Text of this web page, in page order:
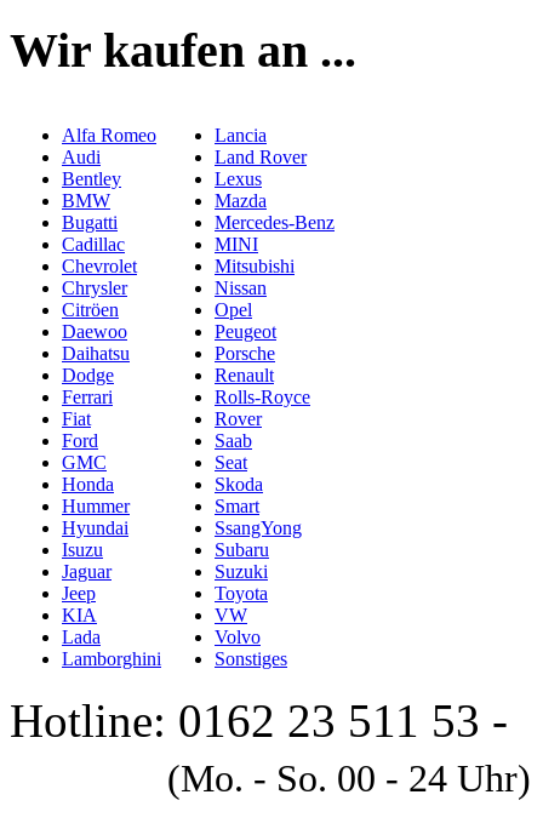
Wir kaufen an ...
Alfa Romeo
Audi
Bentley
BMW
Bugatti
Cadillac
Chevrolet
Chrysler
Citröen
Daewoo
Daihatsu
Dodge
Ferrari
Fiat
Ford
GMC
Honda
Hummer
Hyundai
Isuzu
Jaguar
Jeep
KIA
Lada
Lamborghini
Lancia
Land Rover
Lexus
Mazda
Mercedes-Benz
MINI
Mitsubishi
Nissan
Opel
Peugeot
Porsche
Renault
Rolls-Royce
Rover
Saab
Seat
Skoda
Smart
SsangYong
Subaru
Suzuki
Toyota
VW
Volvo
Sonstiges
Hotline: 0162 23 511 53 -
(Mo. - So. 00 - 24 Uhr)